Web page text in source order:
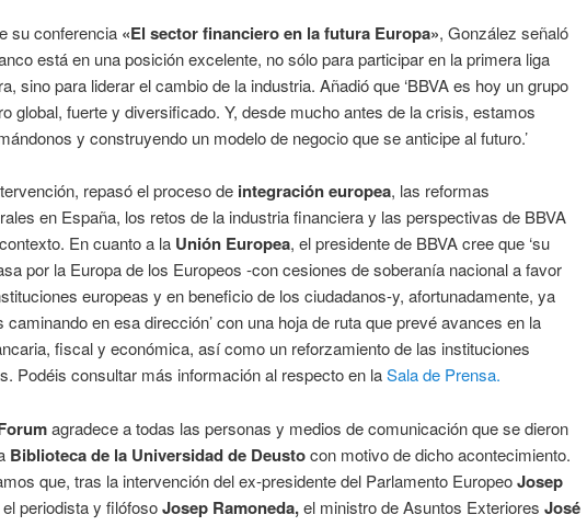
su conferencia «El sector financiero en la futura Europa», González señaló
está en una posición excelente, no sólo para participar en la primera liga
sino para liderar el cambio de la industria. Añadió que ‘BBVA es hoy un grupo
global, fuerte y diversificado. Y, desde mucho antes de la crisis, estamos
y construyendo un modelo de negocio que se anticipe al futuro.’
repasó el proceso de integración europea, las reformas
en España, los retos de la industria financiera y las perspectivas de BBVA
En cuanto a la Unión Europea, el presidente de BBVA cree que ‘su
por la Europa de los Europeos -con cesiones de soberanía nacional a favor
europeas y en beneficio de los ciudadanos-y, afortunadamente, ya
caminando en esa dirección’ con una hoja de ruta que prevé avances en la
fiscal y económica, así como un reforzamiento de las instituciones
Podéis consultar más información al respecto en laSala de Prensa.
agradece a todas las personas y medios de comunicación que se dieron
Biblioteca de la Universidad de Deustocon motivo de dicho acontecimiento.
que, tras la intervención del ex-presidente del Parlamento EuropeoJosep
el periodista y filófosoJosep Ramoneda,el ministro de Asuntos Exteriores José